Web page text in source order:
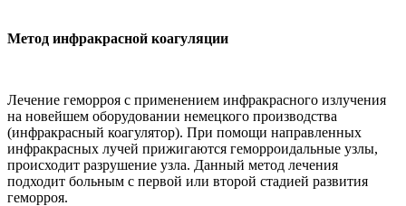
Метод инфракрасной коагуляции
Лечение геморроя с применением инфракрасного излучения
на новейшем оборудовании немецкого производства
(инфракрасный коагулятор). При помощи направленных
инфракрасных лучей прижигаются геморроидальные узлы,
происходит разрушение узла. Данный метод лечения
подходит больным с первой или второй стадией развития
геморроя.